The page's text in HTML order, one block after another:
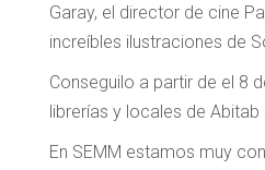
Garay, el director de cine
increíbles ilustraciones de
Conseguilo a partir de el 8
librerías y locales de
En SEMM estamos muy